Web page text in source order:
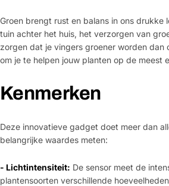
Groen brengt rust en balans in ons
tuin achter het huis, het verzorgen van
zorgen dat je vingers groener worden dan
om je te helpen jouw planten op de meest
Kenmerken
Deze innovatieve gadget doet meer dan
belangrijke waardes meten:
- Lichtintensiteit: De sensor meet de
plantensoorten verschillende